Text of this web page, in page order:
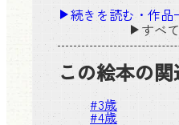
続きを読む・作品
すべ
この絵本の
#3歳
#4歳